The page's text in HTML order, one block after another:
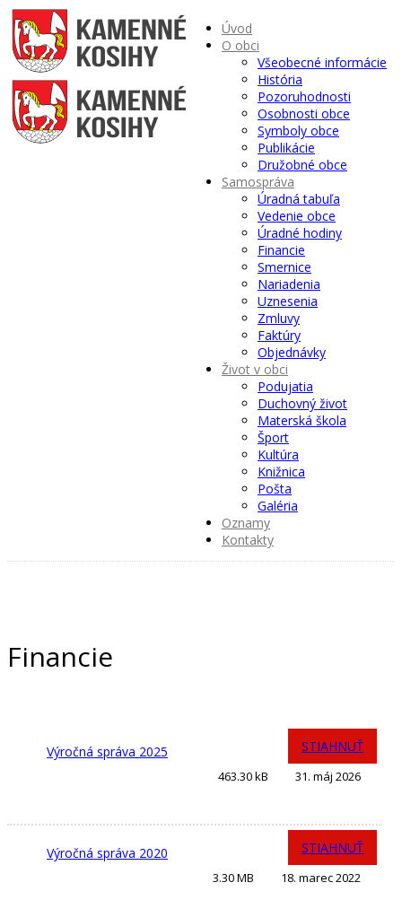
Úvod
O obci
Všeobecné informácie
História
Pozoruhodnosti
Osobnosti obce
Symboly obce
Publikácie
Družobné obce
Samospráva
Úradná tabuľa
Vedenie obce
Úradné hodiny
Financie
Smernice
Nariadenia
Uznesenia
Zmluvy
Faktúry
Objednávky
Život v obci
Podujatia
Duchovný život
Materská škola
Šport
Kultúra
Knižnica
Pošta
Galéria
Oznamy
Kontakty
Financie
Výročná správa 2025 STIAHNUŤ
463.30 kB 31. máj 2026
Výročná správa 2020 STIAHNUŤ
3.30 MB 18. marec 2022